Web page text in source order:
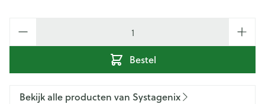
Bestel
Bekijk alle producten van Systagenix